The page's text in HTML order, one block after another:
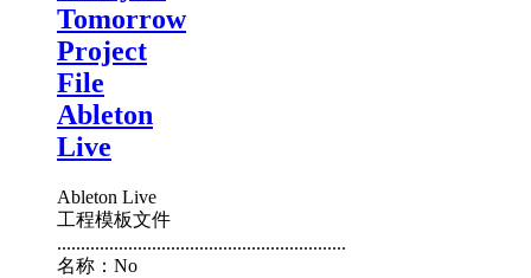
Tomorrow
Project
File
Ableton
Live
Ableton Live
工程模板文件
.............................................................
名称：No